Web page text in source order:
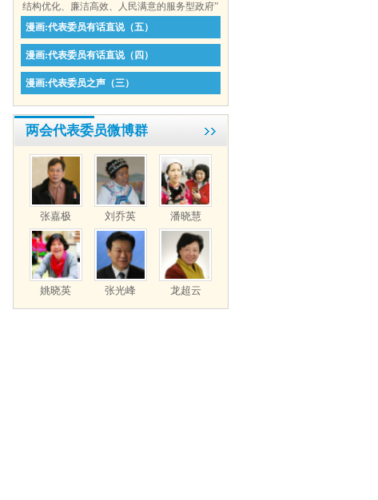
结构优化、廉洁高效、人民满意的服务型政府”
漫画:代表委员有话直说（五）
漫画:代表委员有话直说（四）
漫画:代表委员之声（三）
两会代表委员微博群
张嘉极 刘乔英 潘晓慧
姚晓英 张光峰 龙超云